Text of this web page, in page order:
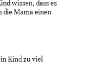
wissen, dass es
die Mama einen
Kind zu viel